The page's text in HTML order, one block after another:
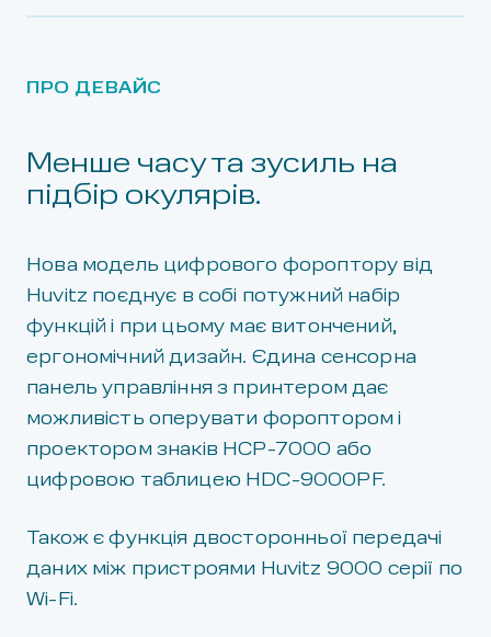
ПРО ДЕВАЙС
Менше часу та зусиль на
підбір окулярів.
Нова модель цифрового фороптору від
Huvitz поєднує в собі потужний набір
функцій і при цьому має витончений,
ергономічний дизайн. Єдина сенсорна
панель управління з принтером дає
можливість оперувати фороптором і
проектором знаків HCP-7000 або
цифровою таблицею HDC-9000PF.
Також є функція двосторонньої передачі
даних між пристроями Huvitz 9000 серії по
Wi-Fi.